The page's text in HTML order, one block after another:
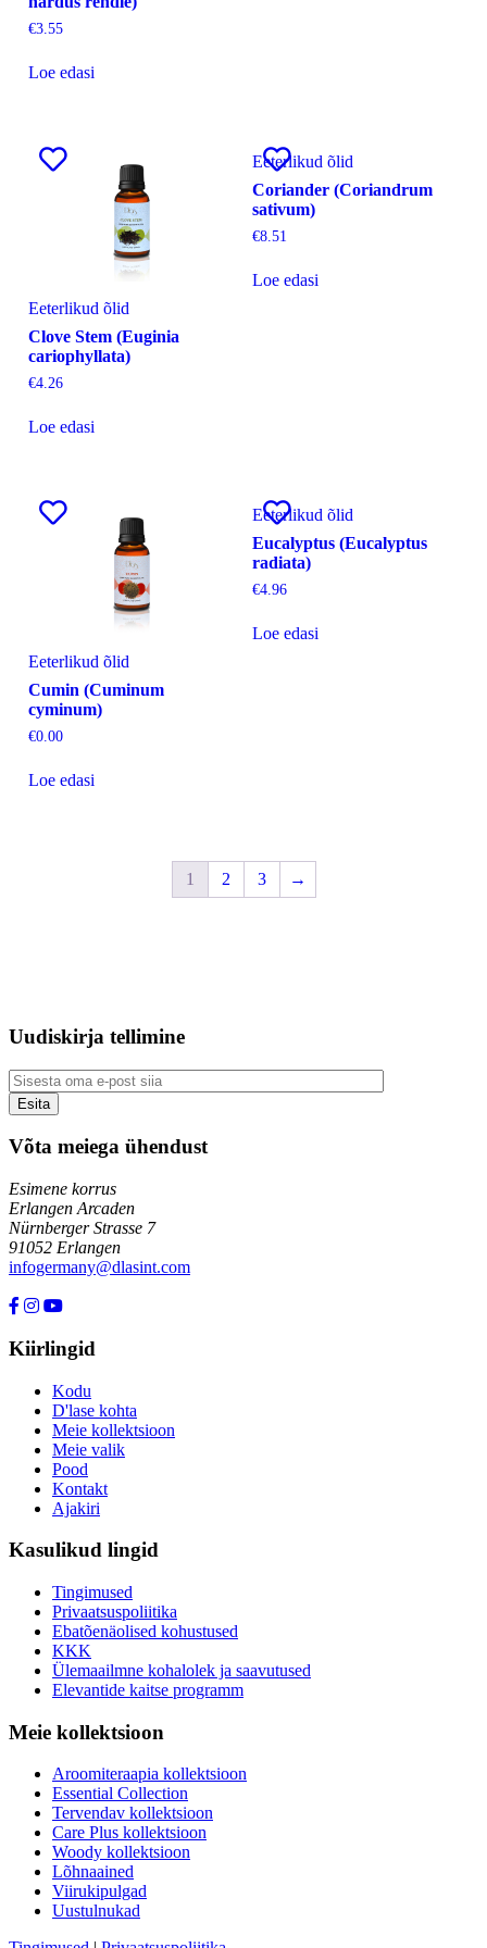
€3.55
Loe edasi
Eeterlikud õlid
Clove Stem (Euginia
cariophyllata)
€4.26
Loe edasi
Eeterlikud õlid
Coriander (Coriandrum
sativum)
€8.51
Loe edasi
Eeterlikud õlid
Cumin (Cuminum
cyminum)
€0.00
Loe edasi
Eeterlikud õlid
Eucalyptus (Eucalyptus
radiata)
€4.96
Loe edasi
1 2 3 →
Uudiskirja tellimine
Võta meiega ühendust
Esimene korrus
Erlangen Arcaden
Nürnberger Strasse 7
91052 Erlangen
infogermany@dlasint.com
Kiirlingid
Kodu
D'lase kohta
Meie kollektsioon
Meie valik
Pood
Kontakt
Ajakiri
Kasulikud lingid
Tingimused
Privaatsuspoliitika
Ebatõenäolised kohustused
KKK
Ülemaailmne kohalolek ja saavutused
Elevantide kaitse programm
Meie kollektsioon
Aroomiteraapia kollektsioon
Essential Collection
Tervendav kollektsioon
Care Plus kollektsioon
Woody kollektsioon
Lõhnaained
Viirukipulgad
Uustulnukad